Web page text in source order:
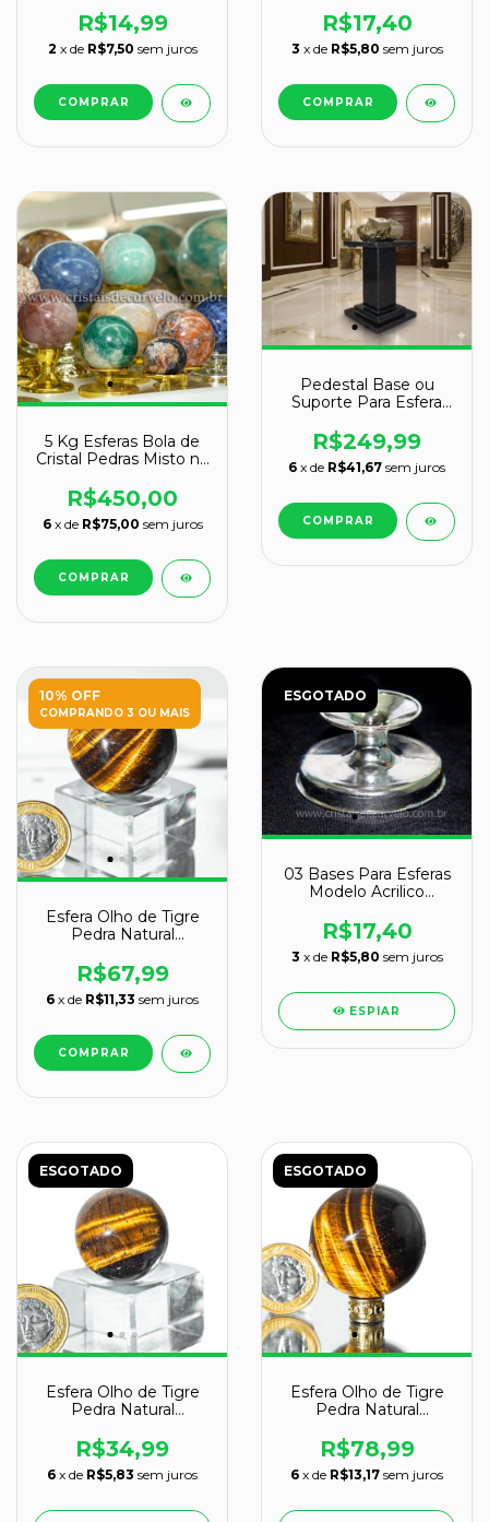
R$14,99
2 x de R$7,50 sem juros
150 a 900gr
R$17,40
3 x de R$5,80 sem juros
5 Kg Esferas Bola de
Cristal Pedras Misto no
R$450,00
6 x de R$75,00 sem juros
Pedestal Base ou
Suporte Para Esfera
109095
R$249,99
6 x de R$41,67 sem juros
10% OFF
COMPRANDO 3 OU MAIS
Esfera Olho de Tigre
Pedra Natural
R$67,99
6 x de R$11,33 sem juros
ESGOTADO
03 Bases Para Esferas
Modelo Acrilico
150 a 900gr
R$17,40
3 x de R$5,80 sem juros
ESPIAR
ESGOTADO
Esfera Olho de Tigre
Pedra Natural
R$34,99
6 x de R$5,83 sem juros
ESGOTADO
Esfera Olho de Tigre
Pedra Natural
R$78,99
6 x de R$13,17 sem juros